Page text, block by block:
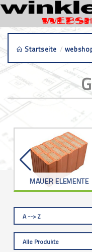
Startseite /
MAUER ELEMENTE
A --> Z
Alle Produkte